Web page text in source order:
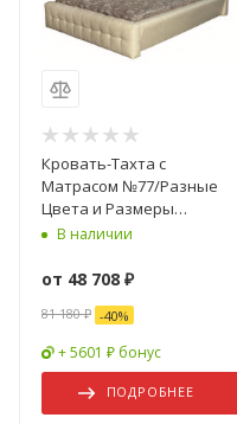
Кровать-Тахта с
Матрасом №77/Разные
Цвета и Размеры
900/1200/1400/1600х2000
В наличии
от 48 708 ₽
81 180 ₽ -40%
+ 5601 ₽ бонус
ПОДРОБНЕЕ